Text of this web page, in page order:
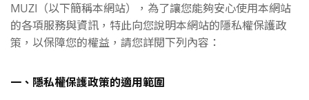
MUZI（以下簡稱本網站），為了讓您能夠安心使用本網站
的各項服務與資訊，特此向您說明本網站的隱私權保護政
策，以保障您的權益，請您詳閱下列內容：
一、隱私權保護政策的適用範圍